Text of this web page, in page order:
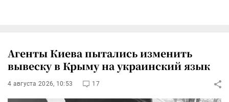
Агенты Киева пытались изменить
вывеску в Крыму на украинский язык
4 августа 2026, 10:53 17